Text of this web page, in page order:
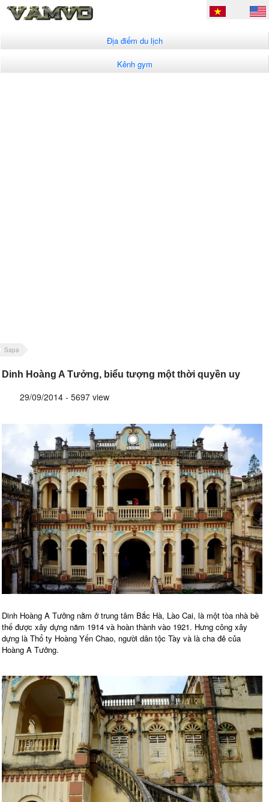
Địa điểm du lịch
Kênh gym
Sapa
Dinh Hoàng A Tưởng, biểu tượng một thời quyền uy
29/09/2014 - 5697 view
Dinh Hoàng A Tưởng nằm ở trung tâm Bắc Hà, Lào Cai, là một tòa nhà bề
thế được xây dựng năm 1914 và hoàn thành vào 1921. Hưng công xây
dựng là Thổ ty Hoàng Yến Chao, người dân tộc Tày và là cha đẻ của
Hoàng A Tưởng.